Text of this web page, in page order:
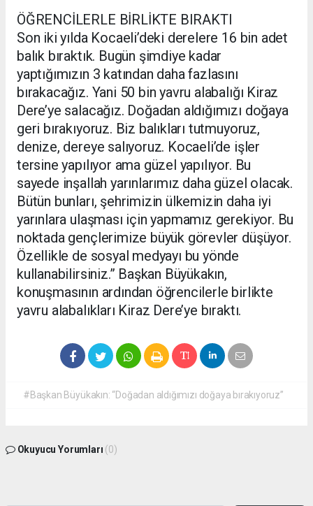
ÖĞRENCİLERLE BİRLİKTE BIRAKTI
Son iki yılda Kocaeli’deki derelere 16 bin adet
balık bıraktık. Bugün şimdiye kadar
yaptığımızın 3 katından daha fazlasını
bırakacağız. Yani 50 bin yavru alabalığı Kiraz
Dere’ye salacağız. Doğadan aldığımızı doğaya
geri bırakıyoruz. Biz balıkları tutmuyoruz,
denize, dereye salıyoruz. Kocaeli’de işler
tersine yapılıyor ama güzel yapılıyor. Bu
sayede inşallah yarınlarımız daha güzel olacak.
Bütün bunları, şehrimizin ülkemizin daha iyi
yarınlara ulaşması için yapmamız gerekiyor. Bu
noktada gençlerimize büyük görevler düşüyor.
Özellikle de sosyal medyayı bu yönde
kullanabilirsiniz.” Başkan Büyükakın,
konuşmasının ardından öğrencilerle birlikte
yavru alabalıkları Kiraz Dere’ye bıraktı.
#Başkan Büyükakın: “Doğadan aldığımızı doğaya bırakıyoruz”
Okuyucu Yorumları (0)